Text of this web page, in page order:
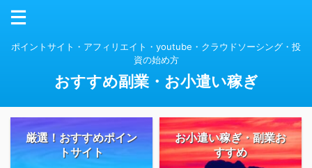
ポイントサイト・アフィリエイト・youtube・クラウドソーシング・投
資の始め方
おすすめ副業・お小遣い稼ぎ
厳選！おすすめポイン
トサイト
お小遣い稼ぎ・副業お
すすめ